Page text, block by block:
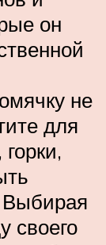
он
не
для
своего